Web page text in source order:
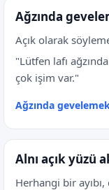
Ağzında
Açık olarak
"Lütfen lafı
çok işim var."
Ağzında
Alnı açık yüzü
Herhangi bir